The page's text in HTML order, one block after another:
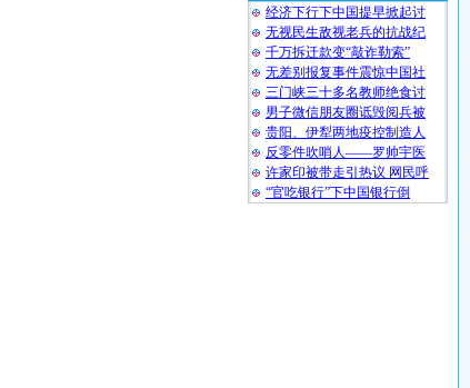
经济下行下中国提早掀起讨
无视民生敌视老兵的抗战纪
千万拆迁款变“敲诈勒索”
无差别报复事件震惊中国社
三门峡三十多名教师绝食讨
男子微信朋友圈诋毁阅兵被
贵阳、伊犁两地疫控制造人
反零件吹哨人——罗帅宇医
许家印被带走引热议 网民呼
“官吃银行”下中国银行倒